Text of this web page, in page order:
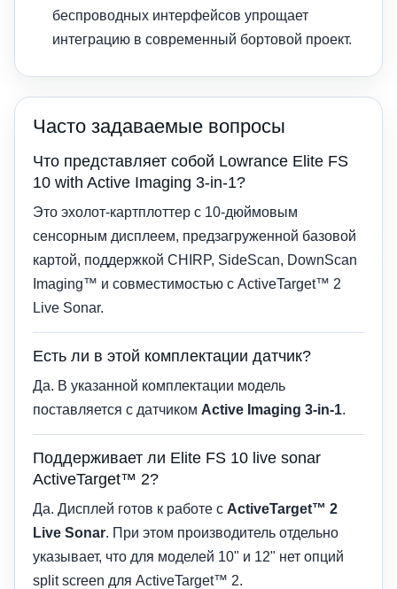
беспроводных интерфейсов упрощает
интеграцию в современный бортовой проект.
Часто задаваемые вопросы
Что представляет собой Lowrance Elite FS
10 with Active Imaging 3-in-1?
Это эхолот-картплоттер с 10-дюймовым
сенсорным дисплеем, предзагруженной базовой
картой, поддержкой CHIRP, SideScan, DownScan
Imaging™ и совместимостью с ActiveTarget™ 2
Live Sonar.
Есть ли в этой комплектации датчик?
Да. В указанной комплектации модель
поставляется с датчиком Active Imaging 3-in-1.
Поддерживает ли Elite FS 10 live sonar
ActiveTarget™ 2?
Да. Дисплей готов к работе с ActiveTarget™ 2
Live Sonar. При этом производитель отдельно
указывает, что для моделей 10" и 12" нет опций
split screen для ActiveTarget™ 2.